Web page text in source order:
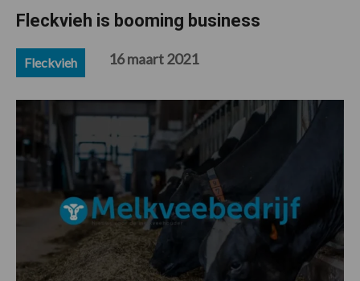
Fleckvieh is booming business
Fleckvieh 16 maart 2021